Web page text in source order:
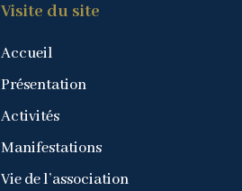
Visite du site
Accueil
Présentation
Activités
Manifestations
Vie de l’association